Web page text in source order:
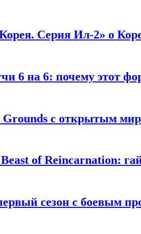
Серия Ил-2» о
6 на 6: почему этот
с открытым
of Reincarnation:
сезон с боевым